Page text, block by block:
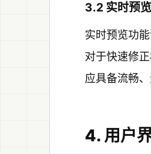
3.2 实时预
实时预览功
对于快速修
应具备流畅
4. 用户